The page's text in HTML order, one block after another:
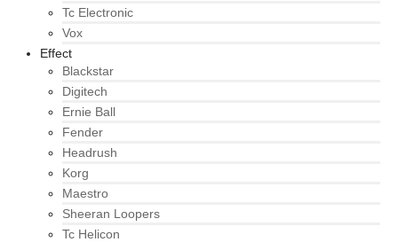
Tc Electronic
Vox
Effect
Blackstar
Digitech
Ernie Ball
Fender
Headrush
Korg
Maestro
Sheeran Loopers
Tc Helicon